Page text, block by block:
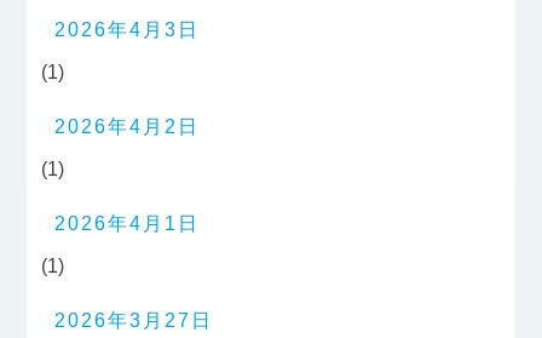
2026年4月3日
(1)
2026年4月2日
(1)
2026年4月1日
(1)
2026年3月27日